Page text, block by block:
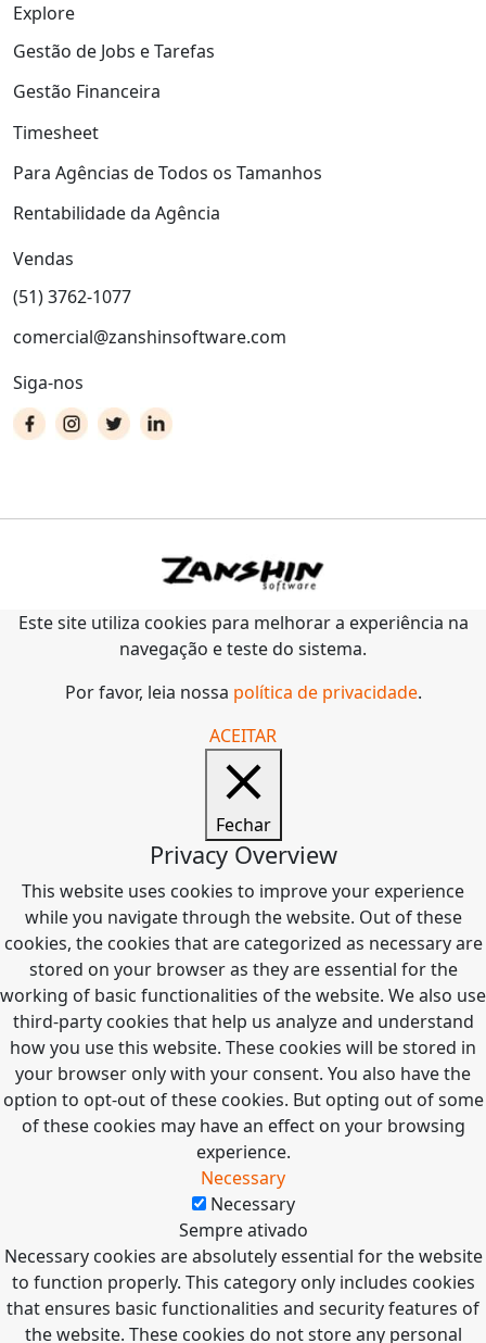
Explore
Gestão de Jobs e Tarefas
Gestão Financeira
Timesheet
Para Agências de Todos os Tamanhos
Rentabilidade da Agência
Vendas
(51) 3762-1077
comercial@zanshinsoftware.com
Siga-nos
Este site utiliza cookies para melhorar a experiência na
navegação e teste do sistema.
Por favor, leia nossa política de privacidade.
ACEITAR
Fechar
Privacy Overview
This website uses cookies to improve your experience
while you navigate through the website. Out of these
cookies, the cookies that are categorized as necessary are
stored on your browser as they are essential for the
working of basic functionalities of the website. We also use
third-party cookies that help us analyze and understand
how you use this website. These cookies will be stored in
your browser only with your consent. You also have the
option to opt-out of these cookies. But opting out of some
of these cookies may have an effect on your browsing
experience.
Necessary
Necessary
Sempre ativado
Necessary cookies are absolutely essential for the website
to function properly. This category only includes cookies
that ensures basic functionalities and security features of
the website. These cookies do not store any personal